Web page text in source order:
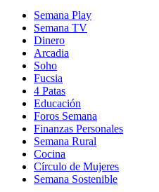
Semana Play
Semana TV
Dinero
Arcadia
Soho
in
new
window
Fucsia
in
new
window
4 Patas
Educación
Foros Semana
Finanzas Personales
Semana Rural
Cocina
Círculo de Mujeres
Semana Sostenible